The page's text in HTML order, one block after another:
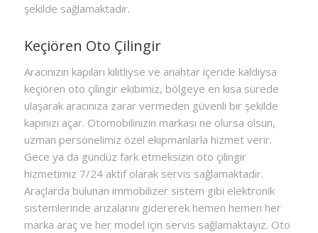
şekilde sağlamaktadır.
Keçiören Oto Çilingir
Aracınızın kapıları kilitliyse ve anahtar içeride kaldıysa
keçiören oto çilingir ekibimiz, bölgeye en kısa sürede
ulaşarak aracınıza zarar vermeden güvenli bir şekilde
kapınızı açar. Otomobilinizin markası ne olursa olsun,
uzman personelimiz özel ekipmanlarla hizmet verir.
Gece ya da gündüz fark etmeksizin oto çilingir
hizmetimiz 7/24 aktif olarak servis sağlamaktadır.
Araçlarda bulunan immobilizer sistem gibi elektronik
sistemlerinde arızalarını gidererek hemen hemen her
marka araç ve her model için servis sağlamaktayız. Oto